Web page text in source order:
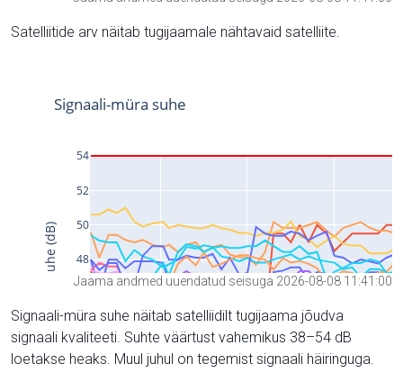
Satelliitide arv näitab tugijaamale nähtavaid satelliite.
Jaama andmed uuendatud seisuga 2026-08-08 11:41:00
Signaali-müra suhe näitab satelliidilt tugijaama jõudva
signaali kvaliteeti. Suhte väärtust vahemikus 38–54 dB
loetakse heaks. Muul juhul on tegemist signaali häiringuga.